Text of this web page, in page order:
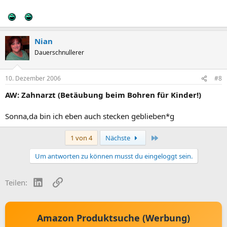
Nian
Dauerschnullerer
10. Dezember 2006 #8
AW: Zahnarzt (Betäubung beim Bohren für Kinder!)
Sonna,da bin ich eben auch stecken geblieben*g
1 von 4 Nächste
Um antworten zu können musst du eingeloggt sein.
Teilen: LinkedInLink
Amazon Produktsuche (Werbung)